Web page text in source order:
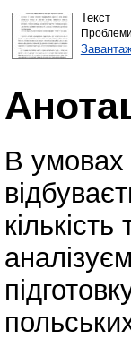
Текст
В умовах